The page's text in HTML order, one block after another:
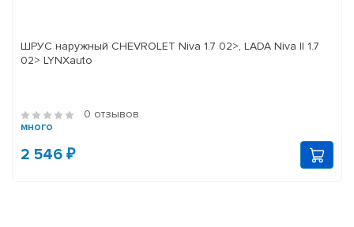
ШРУС наружный CHEVROLET Niva 1.7 02>, LADA Niva II 1.7
02> LYNXauto
0 отзывов
много
2 546 ₽